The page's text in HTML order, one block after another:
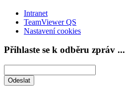
Intranet
TeamViewer QS
Nastavení cookies
Přihlaste se k odběru zpráv ...
Odeslat